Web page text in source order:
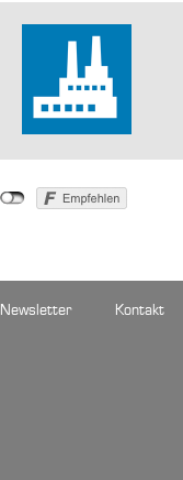
Newsletter Kontakt